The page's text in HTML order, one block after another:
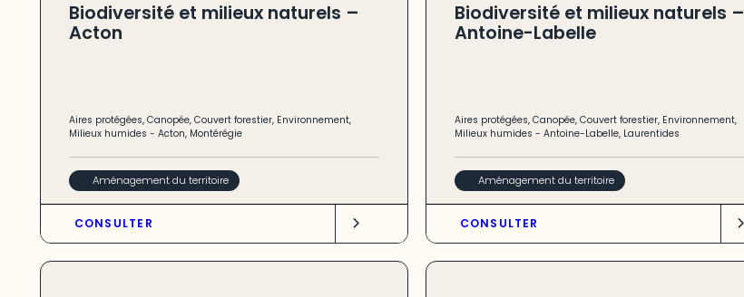
Biodiversité et milieux naturels –
Acton
Aires protégées, Canopée, Couvert forestier, Environnement,
Milieux humides - Acton, Montérégie
Aménagement du territoire
CONSULTER
Biodiversité et milieux naturels –
Antoine-Labelle
Aires protégées, Canopée, Couvert forestier, Environnement,
Milieux humides - Antoine-Labelle, Laurentides
Aménagement du territoire
CONSULTER